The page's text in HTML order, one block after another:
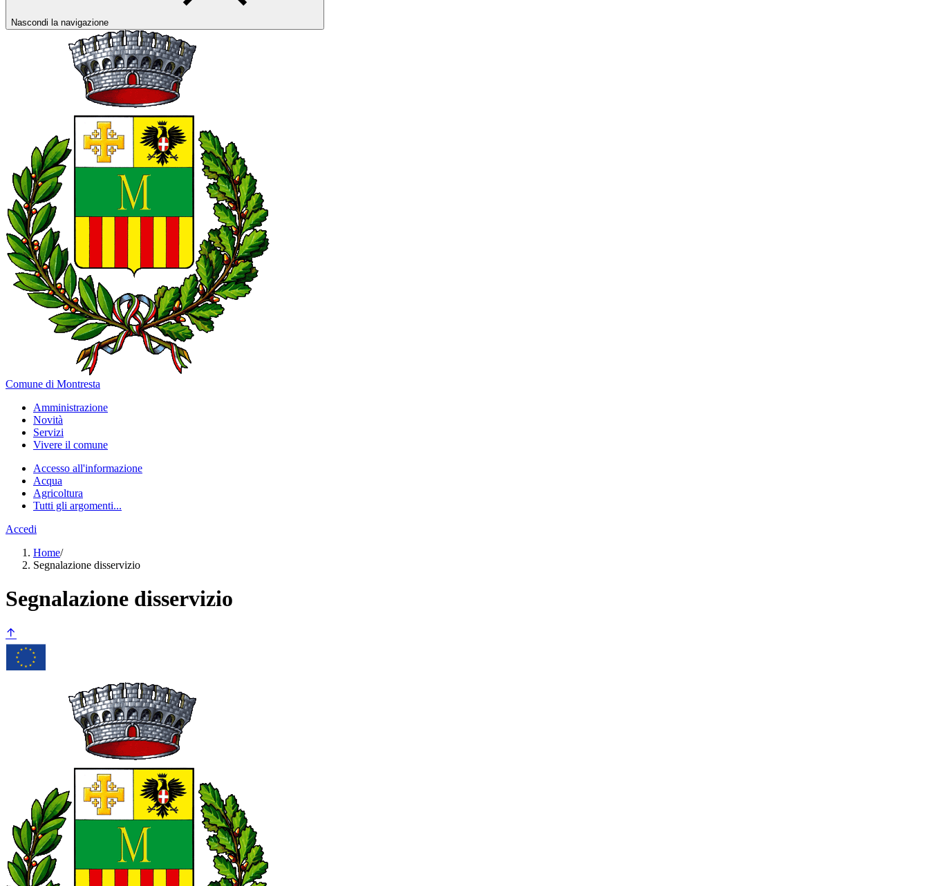
Nascondi la navigazione
Comune di Montresta
Amministrazione
Novità
Servizi
Vivere il comune
Accesso all'informazione
Acqua
Agricoltura
Tutti gli argomenti...
Accedi
Home/
Segnalazione disservizio
Segnalazione disservizio